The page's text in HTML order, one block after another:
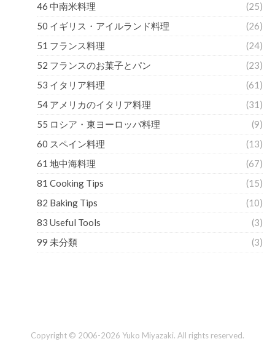
46 中南米料理
(25)
50 イギリス・アイルランド料理
(26)
51 フランス料理
(24)
52 フランスのお菓子とパン
(23)
53 イタリア料理
(61)
54 アメリカのイタリア料理
(31)
55 ロシア・東ヨーロッパ料理
(9)
60 スペイン料理
(13)
61 地中海料理
(67)
81 Cooking Tips
(15)
82 Baking Tips
(10)
83 Useful Tools
(3)
99 未分類
(3)
Copyright © 2006-2026 Yuko Miyazaki. All rights reserved.